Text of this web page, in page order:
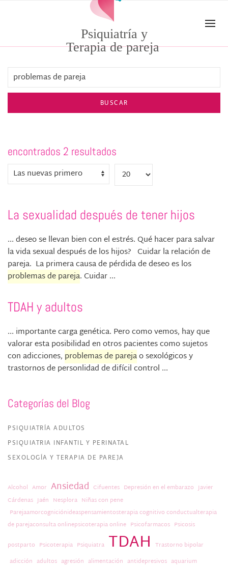
Skip to main contentPsiquiatría y
Terapia de pareja
BUSCAR
encontrados 2 resultados
La sexualidad después de tener hijos
... deseo se llevan bien con el estrés. Qué hacer para salvar
la vida sexual después de los hijos? Cuidar la relación de
pareja. La primera causa de pérdida de deseo es los
problemas de pareja. Cuidar ...
TDAH y adultos
... importante carga genética. Pero como vemos, hay que
valorar esta posibilidad en otros pacientes como sujetos
con adicciones, problemas de parejao sexológicos y
trastornos de personlidad de difícil control ...
Categorías del Blog
PSIQUIATRÍA ADULTOS
PSIQUIATRIA INFANTIL Y PERINATAL
SEXOLOGÍA Y TERAPIA DE PAREJA
Alcohol Amor Ansiedad Cifuentes Depresión en el embarazo Javier
Cárdenas Jaén Nesplora Niñas con pene
Parejaamorcogniciónideaspensamientosterapia cognitivo conductualterapia
de parejaconsulta onlinepsicoterapia online Psicofarmacos Psicosis
postparto Psicoterapia Psiquiatra TDAH Trastorno bipolar
adicción adultos agresión alimentación antidepresivos aquarium